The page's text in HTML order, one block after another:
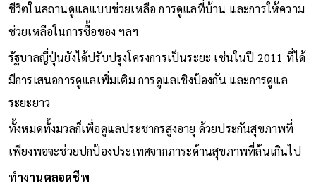
ชีวิตในสถานดูแลแบบช่วยเหลือ การดูแลที่บ้าน และการให้ความ
ช่วยเหลือในการซื้อของ ฯลฯ
รัฐบาลญี่ปุ่นยังได้ปรับปรุงโครงการเป็นระยะ เช่นในปี 2011 ที่ได้
มีการเสนอการดูแลเพิ่มเติม การดูแลเชิงป้องกัน และการดูแล
ระยะยาว
ทั้งหมดทั้งมวลก็เพื่อดูแลประชากรสูงอายุ ด้วยประกันสุขภาพที่
เพียงพอจะช่วยปกป้องประเทศจากภาระด้านสุขภาพที่ล้นเกินไป
ทำงานตลอดชีพ